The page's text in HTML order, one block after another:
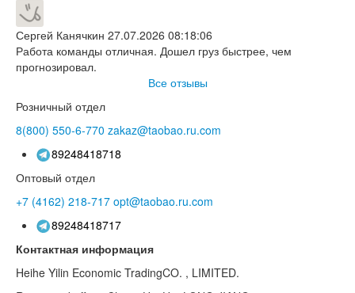
Сергей Канячкин 27.07.2026 08:18:06
Работа команды отличная. Дошел груз быстрее, чем
прогнозировал.
Все отзывы
Розничный отдел
8(800) 550-6-770 zakaz@taobao.ru.com
89248418718
Оптовый отдел
+7 (4162) 218-717 opt@taobao.ru.com
89248418717
Контактная информация
Heihe Yilin Economic TradingCO. , LIMITED.